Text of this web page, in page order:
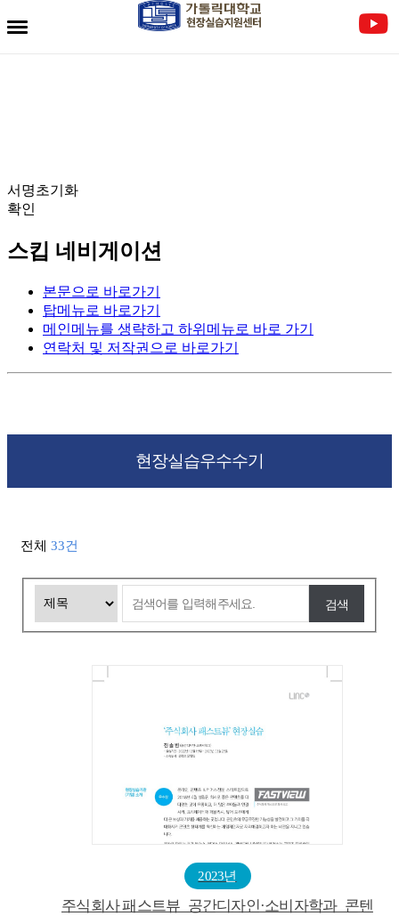
전자서명란
서명초기화
확인
스킵 네비게이션
본문으로 바로가기
탑메뉴로 바로가기
메인메뉴를 생략하고 하위메뉴로 바로 가기
연락처 및 저작권으로 바로가기
현장실습우수수기
전체 33건
2023년
주식회사 패스트뷰_공간디자인·소비자학과_콘텐